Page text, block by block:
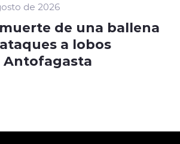
de 2026
de una ballena
a lobos
Antofagasta